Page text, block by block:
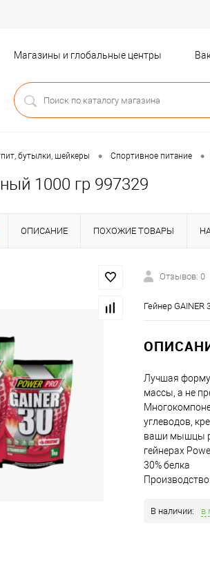
Магазины и глобальные центры
бутылки, шейкеры • Спортивное питание •
1000 гр 997329
ОПИСАНИЕ ПОХОЖИЕ ТОВАРЫ
Отзывов: 0
Гейнер GAINER
Лучшая
массы, а не
углеводов,
ваши мышцы
гейнерах
30% белка
В наличии: в